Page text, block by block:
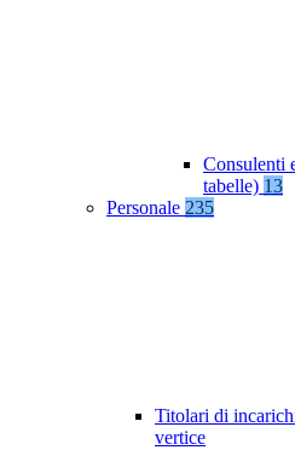
Consulenti
tabelle) 13
Personale 235
Titolari di
vertice